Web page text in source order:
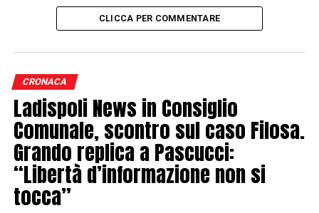
NOTIZIE LADISPOLI
Ladispoli, il liceo scientifico Sandro Pertini a lezione di
DA NON PERDERE
Ladispoli, due coniugi tossicodipendenti agli arresti
domiciliari per tentata rapina
la Redazione di LadispoliNews.it
CLICCA PER COMMENTARE
CRONACA
Ladispoli News in Consiglio
Comunale, scontro sul caso Filosa.
Grando replica a Pascucci:
“Libertà d’informazione non si
tocca”